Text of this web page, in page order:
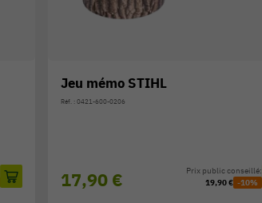
Jeu tour à empiler STIHL WOOD
Réf. : 0421-600-0284
21,50 €
Prix public conseillé:
23,90 € -10%